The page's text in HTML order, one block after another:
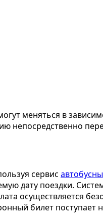
меняться в
непосредственно
сервис
дату поездки.
осуществляется
билет поступает